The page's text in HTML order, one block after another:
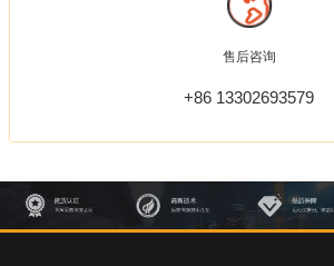
售后咨询
+86 13302693579